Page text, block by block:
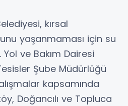
kırsal
yaşanmaması için su
ve Bakım Dairesi
Şube Müdürlüğü
kapsamında
Doğancılı ve Topluca